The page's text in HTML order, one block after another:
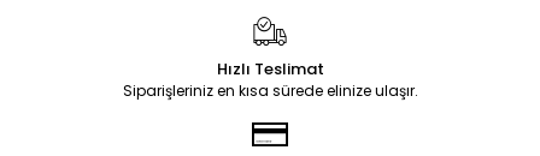
Hızlı Teslimat
Siparişleriniz en kısa sürede elinize ulaşır.